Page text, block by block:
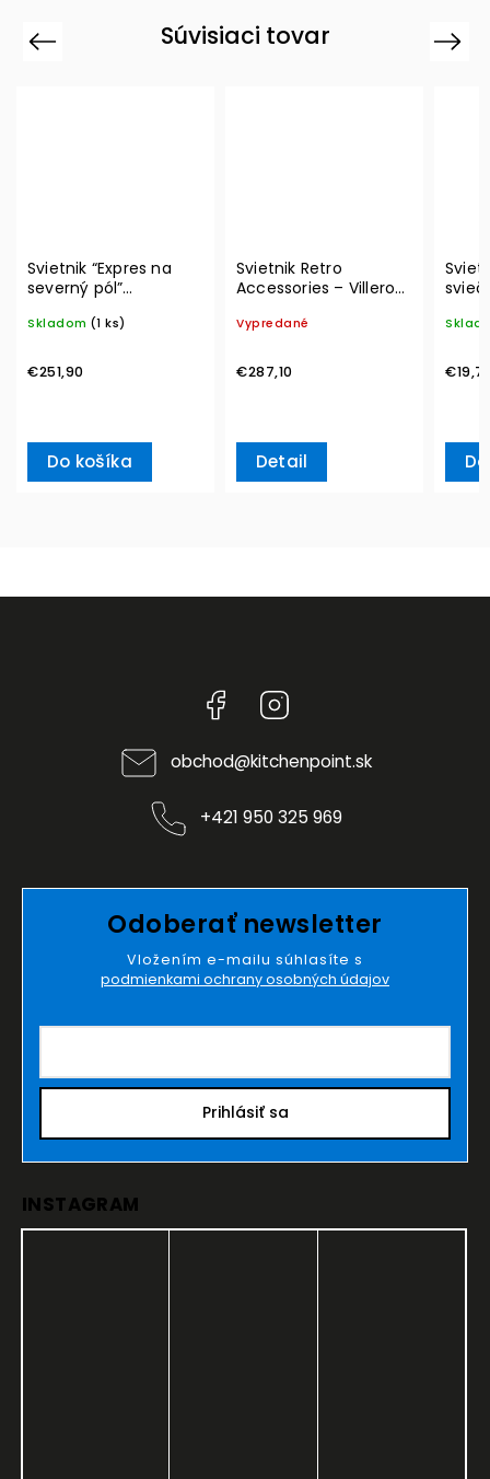
Súvisiaci tovar
Previous
Svietnik “Expres na
severný pól”
Memory– Villeroy &
Skladom (1 ks)
€251,90
Do košíka
Svietnik Retro
Accessories – Villeroy
Vypredané
€287,10
Detail
Next
Facebook
obchod@kitchenpoint.sk
+421 950 325 969
Odoberať newsletter
Vložením e-mailu súhlasíte s
podmienkami ochrany osobných údajov
Prihlásiť sa
INSTAGRAM